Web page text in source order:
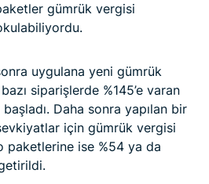
gümrük vergisi
uygulana yeni gümrük
siparişlerde %145’e varan
Daha sonra yapılan bir
için gümrük vergisi
paketlerine ise %54 ya da